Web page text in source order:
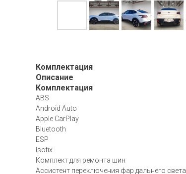
Комплектация
Описание
Комплектация
ABS
Android Auto
Apple CarPlay
Bluetooth
ESP
Isofix
Комплект для ремонта шин
Ассистент переключения фар дальнего света